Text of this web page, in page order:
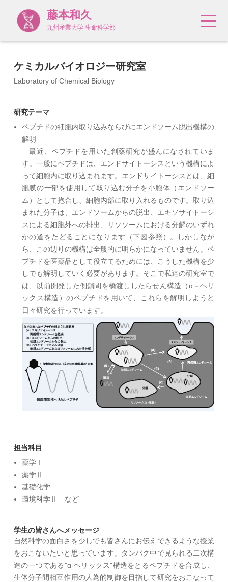
藤本和久
九州産業大学 生命科学部
ケミカルバイオロジー研究室
Laboratory of Chemical Biology
研究テーマ
ペプチドの細胞内取り込みならびにエンドソーム脱出機構の
解明
最近、ペプチドを用いた創薬研究が盛んになされていま
す。一般にペプチドは、エンドサイトーシスという機構によ
って細胞内に取り込まれます。エンドサイトーシスとは、細
胞膜の一部を使用して取り込む分子を小胞体（エンドソー
ム）として抱合し、細胞内部に取り入れるものです。取り込
まれた分子は、エンドソームからの脱出、エキソサイトーシ
スによる細胞外への排出、リソソームにおける分解のいずれ
かの道をたどることになります（下図参照）。しかしなが
ら、この辺りの機構は全般的に明らかになっていません。ペ
プチドを医薬品として役立てるためには、こうした機構を少
しでも解明していく必要があります。そこで私達の研究室で
は、以前開発した側鎖間を橋渡ししたらせん構造（α－ヘリ
ックス構造）のペプチドを用いて、これらを解明しようと
日々研究を行っています。
担当科目
薬学Ⅰ
薬学Ⅱ
基礎化学
環境科学Ⅱ など
学生の皆さんへメッセージ
自然科学の面白さを少しでも皆さんにお伝えできるような授業
をおこないたいと思っています。タンパク中で見られる二次構
造の一つである"α-ヘリックス"構造をとるペプチドを合成し、
生体分子間相互作用の人為的制御を目指して研究をおこなって